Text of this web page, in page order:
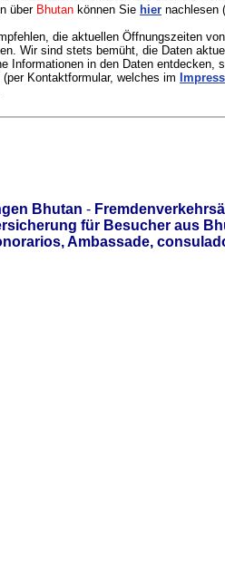
über Bhutan können Sie hier nachlesen
die aktuellen Öffnungszeiten
Wir sind stets bemüht, die Daten
Informationen in den Daten entdecken,
(per Kontaktformular, welches im
Bhutan -
für Besucher aus
Ambassade,